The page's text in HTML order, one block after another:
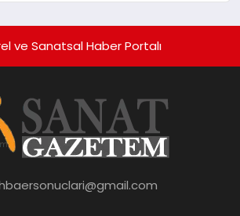
ve Sanatsal Haber Portalı